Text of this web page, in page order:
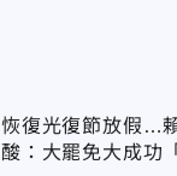
恢復光復節放假…賴
酸：大罷免大成功